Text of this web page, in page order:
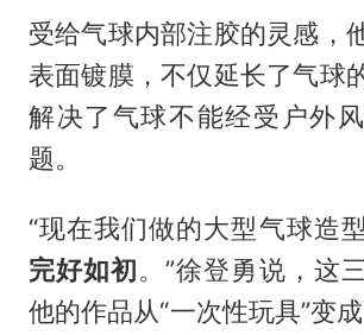
受给气球内部注胶的灵感，
表面镀膜，不仅延长了气球
解决了气球不能经受户外
题。
“现在我们做的大型气球造型
完好如初。”徐登勇说，这
他的作品从“一次性玩具”变